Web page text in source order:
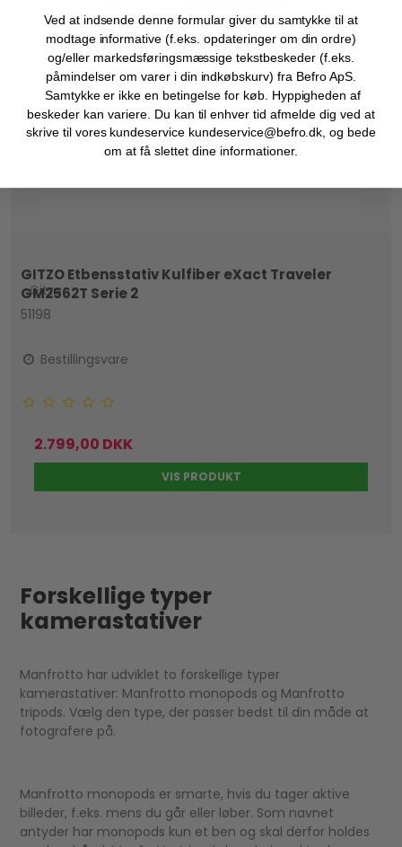
GITZO Etbensstativ Kulfiber eXact Traveler
GM2562T Serie 2
Gitzo
51198
Bestillingsvare
2.799,00 DKK
VIS PRODUKT
Forskellige typer
kamerastativer
Manfrotto har udviklet to forskellige typer
kamerastativer: Manfrotto monopods og Manfrotto
tripods. Vælg den type, der passer bedst til din måde at
fotografere på.
Manfrotto monopods er smarte, hvis du tager aktive
billeder, f.eks. mens du går eller løber. Som navnet
antyder har monopods kun et ben og skal derfor holdes
Ved at indsende denne formular giver du samtykke til at
modtage informative (f.eks. opdateringer om din ordre)
og/eller markedsføringsmæssige tekstbeskeder (f.eks.
påmindelser om varer i din indkøbskurv) fra Befro ApS.
Samtykke er ikke en betingelse for køb. Hyppigheden af
beskeder kan variere. Du kan til enhver tid afmelde dig ved at
skrive til vores kundeservice kundeservice@befro.dk, og bede
om at få slettet dine informationer.